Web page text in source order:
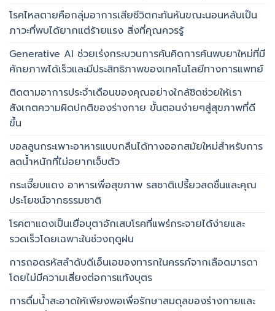
โรคไหลตายคือกลุ่มอาการเสียชีวิตกะทันหันขณะนอนหลับเป็น
ภาวะที่พบได้ยากแต่ร้ายแรง สิ่งที่คุณควรรู้
Generative AI ช่วยเร่งกระบวนการค้นคิดการค้นพบยาใหม่ที่มี
ศักยภาพได้เร็วและมีประสิทธิภาพของเทคโนโลยีทางการแพทย์
ติดตามอาการประจำเดือนของคุณอย่างใกล้ชิดช่วยให้เรา
สังเกตความผิดปกติของร่างกาย ขั้นตอนง่ายๆสู่สุขภาพที่ดี
ขึ้น
บอลลูนกระเพาะอาหารแบบกลืนได้ทางออกสมัยใหม่สำหรับการ
ลดน้ำหนักที่ไม่อยากเจ็บตัว
กระเจี๊ยบแดง อาหารเพื่อสุขภาพ รสชาติเปรี้ยวสดชื่นและคุณ
ประโยชน์จากธรรมชาติ
โรคตาแดงเป็นเยื่อบุตาอักเสบโรคที่แพร่กระจายได้ง่ายและ
รวดเร็วโดยเฉพาะในช่วงฤดูฝน
การถอดรหัสลำดับดีเอ็นเอของทารกในครรภ์จากเลือดมารดา
โดยไม่มีความเสี่ยงต่อการแท้งบุตร
การดื่มน้ำสะอาดให้เพียงพอเพื่อรักษาสมดุลของร่างกายและ